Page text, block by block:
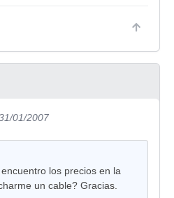
Rica!
01/2007
los precios en la
un cable? Gracias.